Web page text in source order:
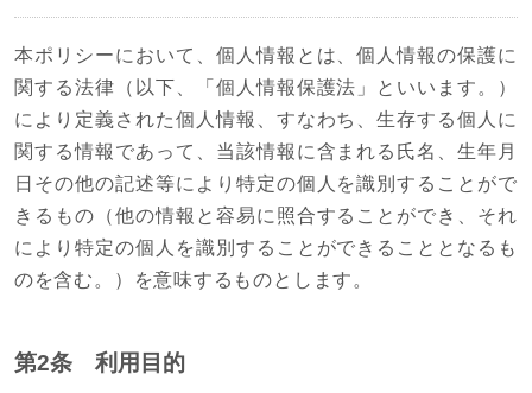
本ポリシーにおいて、個人情報とは、個人情報の保護に
関する法律（以下、「個人情報保護法」といいます。）
により定義された個人情報、すなわち、生存する個人に
関する情報であって、当該情報に含まれる氏名、生年月
日その他の記述等により特定の個人を識別することがで
きるもの（他の情報と容易に照合することができ、それ
により特定の個人を識別することができることとなるも
のを含む。）を意味するものとします。
第2条 利用目的